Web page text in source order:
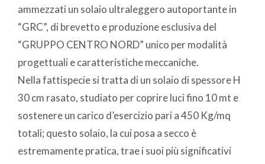
ammezzati un solaio ultraleggero autoportante in
“GRC”, di brevetto e produzione esclusiva del
“GRUPPO CENTRO NORD” unico per modalità
progettuali e caratteristiche meccaniche.
Nella fattispecie si tratta di un solaio di spessore H
30 cm rasato, studiato per coprire luci fino 10 mt e
sostenere un carico d’esercizio pari a 450 Kg/mq
totali; questo solaio, la cui posa a secco è
estremamente pratica, trae i suoi più significativi